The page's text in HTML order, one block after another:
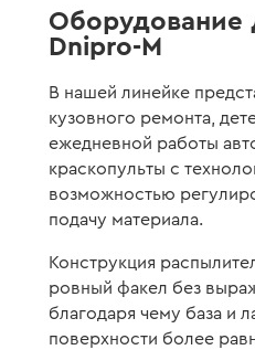
Оборудование
Dnipro-M
В нашей линейке
кузовного ремонта,
ежедневной работы
краскопульты с
возможностью
подачу материала.
Конструкция
ровный факел без
благодаря чему база и
поверхности более